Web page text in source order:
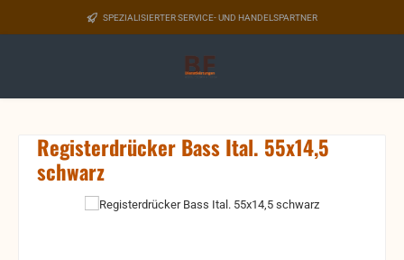
Zum Hauptinhalt springenSPEZIALISIERTER SERVICE- UND HANDELSPARTNER
Registerdrücker Bass Ital. 55x14,5
schwarz
Bildergalerie überspringen